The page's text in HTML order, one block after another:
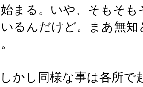
まる。いや、そもそ
るんだけど。まあ無
しかし同様な事は各所